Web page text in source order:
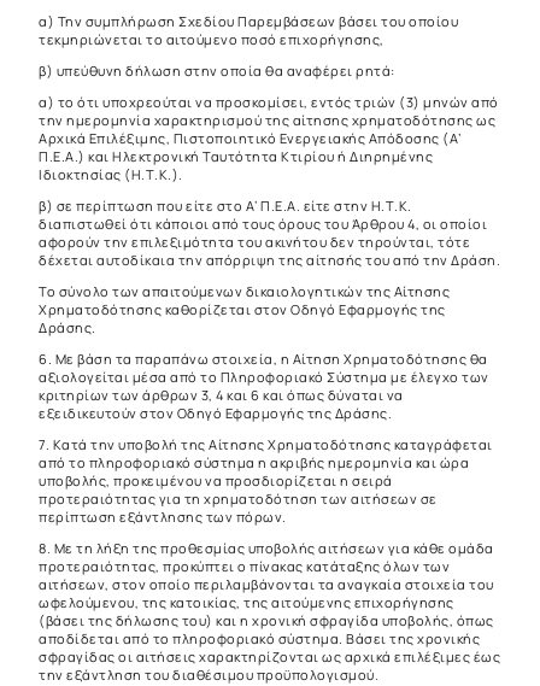
α) Την συμπλήρωση Σχεδίου Παρεμβάσεων βάσει του οποίου
τεκμηριώνεται το αιτούμενο ποσό επιχορήγησης,
β) υπεύθυνη δήλωση στην οποία θα αναφέρει ρητά:
α) το ότι υποχρεούται να προσκομίσει, εντός τριών (3) μηνών από
την ημερομηνία χαρακτηρισμού της αίτησης χρηματοδότησης ως
Αρχικά Επιλέξιμης, Πιστοποιητικό Ενεργειακής Απόδοσης (Α’
Π.Ε.Α.) και Ηλεκτρονική Ταυτότητα Κτιρίου ή Διηρημένης
Ιδιοκτησίας (Η.Τ.Κ.).
β) σε περίπτωση που είτε στο Α’ Π.Ε.Α. είτε στην Η.Τ.Κ.
διαπιστωθεί ότι κάποιοι από τους όρους του Άρθρου 4, οι οποίοι
αφορούν την επιλεξιμότητα του ακινήτου δεν τηρούνται, τότε
δέχεται αυτοδίκαια την απόρριψη της αίτησής του από την Δράση.
Το σύνολο των απαιτούμενων δικαιολογητικών της Αίτησης
Χρηματοδότησης καθορίζεται στον Οδηγό Εφαρμογής της
Δράσης.
6. Με βάση τα παραπάνω στοιχεία, η Αίτηση Χρηματοδότησης θα
αξιολογείται μέσα από το Πληροφοριακό Σύστημα με έλεγχο των
κριτηρίων των άρθρων 3, 4 και 6 και όπως δύναται να
εξειδικευτούν στον Οδηγό Εφαρμογής της Δράσης.
7. Κατά την υποβολή της Αίτησης Χρηματοδότησης καταγράφεται
από το πληροφοριακό σύστημα η ακριβής ημερομηνία και ώρα
υποβολής, προκειμένου να προσδιορίζεται η σειρά
προτεραιότητας για τη χρηματοδότηση των αιτήσεων σε
περίπτωση εξάντλησης των πόρων.
8. Με τη λήξη της προθεσμίας υποβολής αιτήσεων για κάθε ομάδα
προτεραιότητας, προκύπτει ο πίνακας κατάταξης όλων των
αιτήσεων, στον οποίο περιλαμβάνονται τα αναγκαία στοιχεία του
ωφελούμενου, της κατοικίας, της αιτούμενης επιχορήγησης
(βάσει της δήλωσης του) και η χρονική σφραγίδα υποβολής, όπως
αποδίδεται από το πληροφοριακό σύστημα. Βάσει της χρονικής
σφραγίδας οι αιτήσεις χαρακτηρίζονται ως αρχικά επιλέξιμες έως
την εξάντληση του διαθέσιμου προϋπολογισμού.